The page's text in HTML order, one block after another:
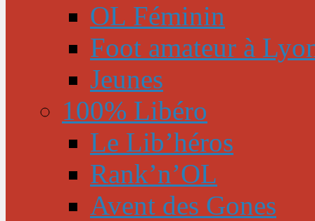
OL Féminin
Foot amateur à
Jeunes
100% Libéro
Le Lib’héros
Rank’n’OL
Avent des Gones